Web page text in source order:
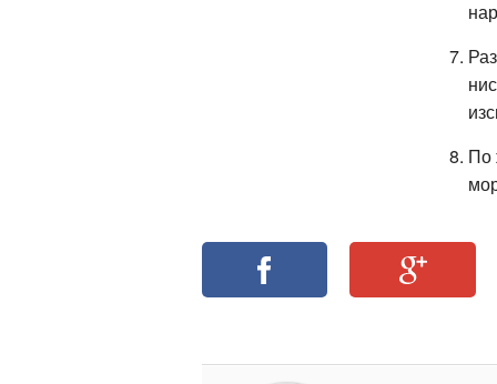
По